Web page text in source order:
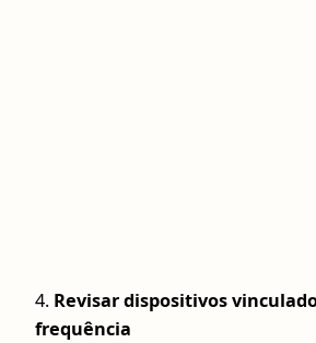
4. Revisar dispositivos
frequência